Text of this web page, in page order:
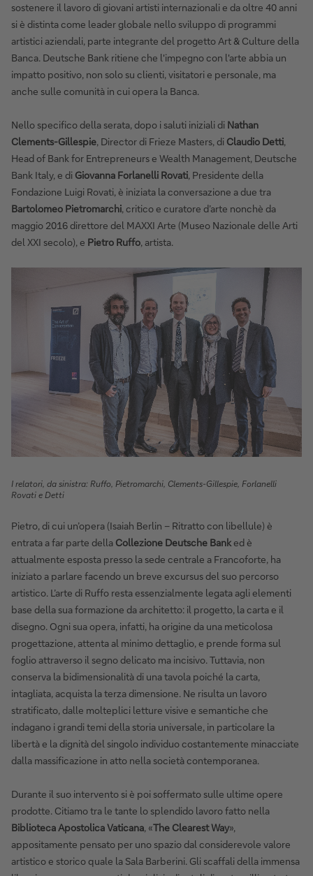
sostenere il lavoro di giovani artisti internazionali e da oltre 40 anni
si è distinta come leader globale nello sviluppo di programmi
artistici aziendali, parte integrante del progetto Art & Culture della
Banca. Deutsche Bank ritiene che l'impegno con l'arte abbia un
impatto positivo, non solo su clienti, visitatori e personale, ma
anche sulle comunità in cui opera la Banca.
Nello specifico della serata, dopo i saluti iniziali di Nathan
Clements-Gillespie, Director di Frieze Masters, di Claudio Detti,
Head of Bank for Entrepreneurs e Wealth Management, Deutsche
Bank Italy, e di Giovanna Forlanelli Rovati, Presidente della
Fondazione Luigi Rovati, è iniziata la conversazione a due tra
Bartolomeo Pietromarchi, critico e curatore d’arte nonchè da
maggio 2016 direttore del MAXXI Arte (Museo Nazionale delle Arti
del XXI secolo), e Pietro Ruffo, artista.
I relatori, da sinistra: Ruffo, Pietromarchi, Clements-Gillespie, Forlanelli
Rovati e Detti
Pietro, di cui un’opera (Isaiah Berlin – Ritratto con libellule) è
entrata a far parte della Collezione Deutsche Banked è
attualmente esposta presso la sede centrale a Francoforte, ha
iniziato a parlare facendo un breve excursus del suo percorso
artistico. L’arte di Ruffo resta essenzialmente legata agli elementi
base della sua formazione da architetto: il progetto, la carta e il
disegno. Ogni sua opera, infatti, ha origine da una meticolosa
progettazione, attenta al minimo dettaglio, e prende forma sul
foglio attraverso il segno delicato ma incisivo. Tuttavia, non
conserva la bidimensionalità di una tavola poiché la carta,
intagliata, acquista la terza dimensione. Ne risulta un lavoro
stratificato, dalle molteplici letture visive e semantiche che
indagano i grandi temi della storia universale, in particolare la
libertà e la dignità del singolo individuo costantemente minacciate
dalla massificazione in atto nella società contemporanea.
Durante il suo intervento si è poi soffermato sulle ultime opere
prodotte. Citiamo tra le tante lo splendido lavoro fatto nella
Biblioteca Apostolica Vaticana, «The Clearest Way»,
appositamente pensato per uno spazio dal considerevole valore
artistico e storico quale la Sala Barberini. Gli scaffali della immensa